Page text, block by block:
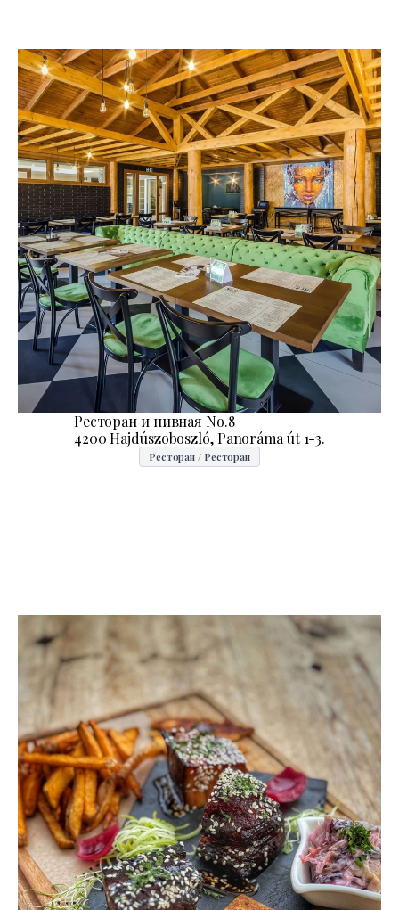
Ресторан и пивная No.8
4200 Hajdúszoboszló, Panoráma út 1-3.
Ресторан / Ресторан